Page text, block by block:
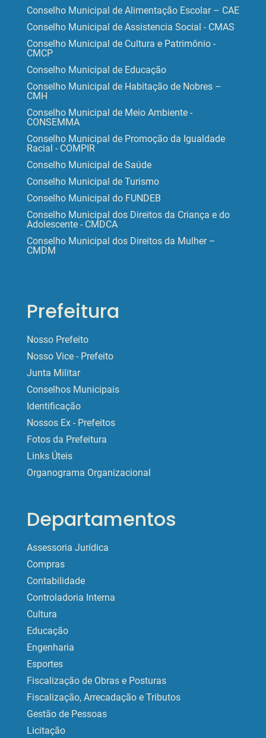
Conselho Municipal de Alimentação Escolar – CAE
Conselho Municipal de Assistencia Social - CMAS
Conselho Municipal de Cultura e Patrimônio -
CMCP
Conselho Municipal de Educação
Conselho Municipal de Habitação de Nobres –
CMH
Conselho Municipal de Meio Ambiente -
CONSEMMA
Conselho Municipal de Promoção da Igualdade
Racial - COMPIR
Conselho Municipal de Saúde
Conselho Municipal de Turismo
Conselho Municipal do FUNDEB
Conselho Municipal dos Direitos da Criança e do
Adolescente - CMDCA
Conselho Municipal dos Direitos da Mulher –
CMDM
Prefeitura
Nosso Prefeito
Nosso Vice - Prefeito
Junta Militar
Conselhos Municipais
Identificação
Nossos Ex - Prefeitos
Fotos da Prefeitura
Links Úteis
Organograma Organizacional
Departamentos
Assessoria Jurídica
Compras
Contabilidade
Controladoria Interna
Cultura
Educação
Engenharia
Esportes
Fiscalização de Obras e Posturas
Fiscalização, Arrecadação e Tributos
Gestão de Pessoas
Licitação